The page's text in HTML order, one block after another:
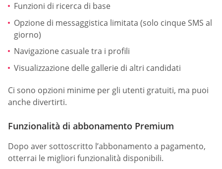
Funzioni di ricerca di base
Opzione di messaggistica limitata (solo cinque SMS al
giorno)
Navigazione casuale tra i profili
Visualizzazione delle gallerie di altri candidati
Ci sono opzioni minime per gli utenti gratuiti, ma puoi
anche divertirti.
Funzionalità di abbonamento Premium
Dopo aver sottoscritto l’abbonamento a pagamento,
otterrai le migliori funzionalità disponibili.